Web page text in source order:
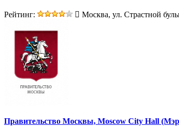
Рейтинг: Москва, ул. Страстной
Правительство Москвы, Moscow City Hall